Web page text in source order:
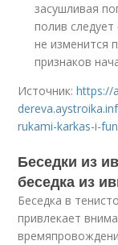
засушливая
полив
не изменится
признаков
Источник:https://
rukami-karkas-i-
Беседки из
беседка из
Беседка в
привлекает